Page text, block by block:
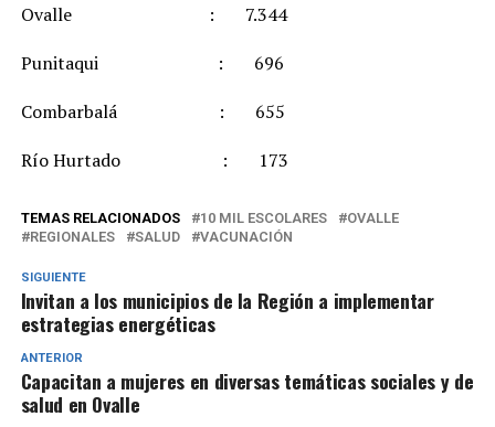
Ovalle : 7.344
Punitaqui : 696
Combarbalá : 655
Río Hurtado : 173
TEMAS RELACIONADOS 10 MIL ESCOLARES
OVALLE
REGIONALES
SALUD VACUNACIÓN
SIGUIENTE
Invitan a los municipios de la Región a implementar
estrategias energéticas
ANTERIOR
Capacitan a mujeres en diversas temáticas sociales y de
salud en Ovalle